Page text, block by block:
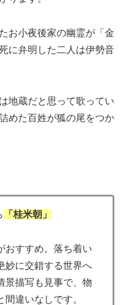
お小夜後家の幽霊が「金
に弁明した二人は伊勢音
地蔵だと思って歌ってい
めた百姓が狐の尾をつか
「桂米朝」
おすすめ。落ち着い
妙に交錯する世界へ
景描写も見事で、物
違いなしです。